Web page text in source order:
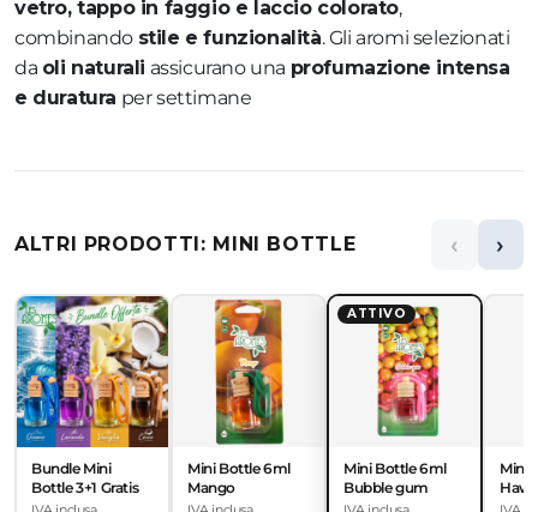
vetro, tappo in faggio e laccio colorato,
combinando stile e funzionalità. Gli aromi selezionati
da oli naturali assicurano una profumazione intensa
e duratura per settimane
ALTRI PRODOTTI: MINI BOTTLE ‹ ›
Bundle Mini
Bottle 3+1 Gratis
Mini Bottle 6ml
Mango
ATTIVO
Mini Bottle 6ml
Bubble gum
Mini